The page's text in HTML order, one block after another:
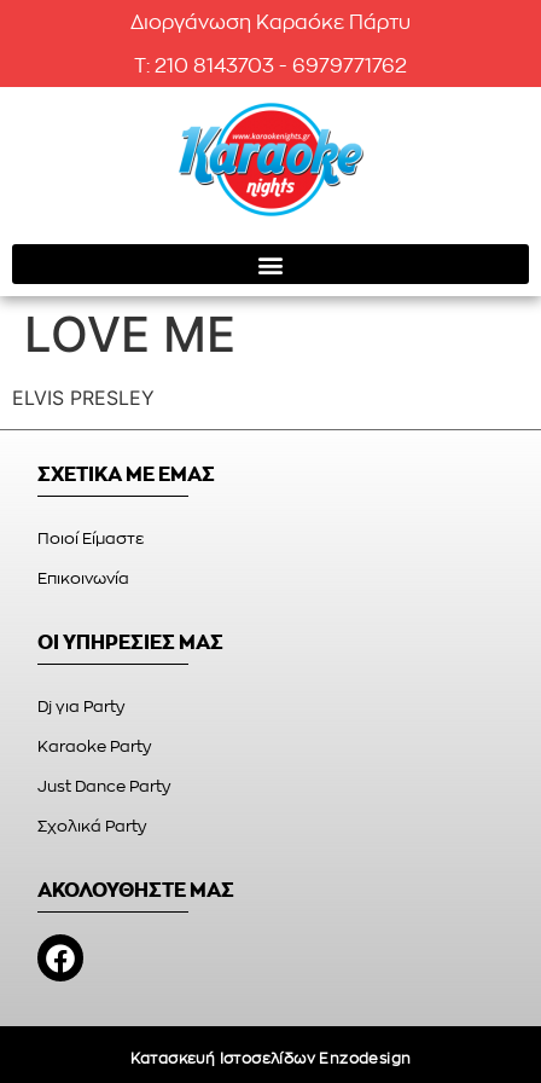
Διοργάνωση Καραόκε Πάρτυ
T: 210 8143703 - 6979771762
LOVE ME
ELVIS PRESLEY
ΣΧΕΤΙΚΑ ΜΕ ΕΜΑΣ
Ποιοί Είμαστε
Επικοινωνία
ΟΙ ΥΠΗΡΕΣΙΕΣ ΜΑΣ
Dj για Party
Karaoke Party
Just Dance Party
Σχολικά Party
ΑΚΟΛΟΥΘΗΣΤΕ ΜΑΣ
Κατασκευή Ιστοσελίδων Enzodesign